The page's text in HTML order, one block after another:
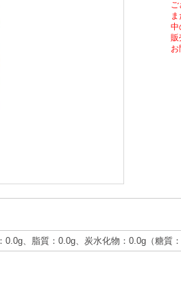
ご
中
販
お
0.0g、脂質：0.0g、炭水化物：0.0g（糖質